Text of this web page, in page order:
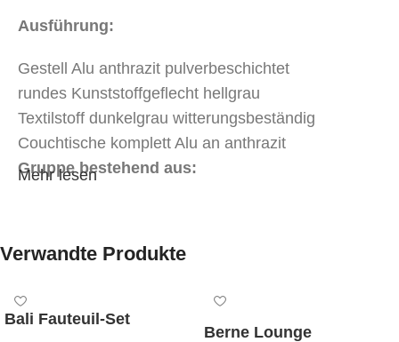
Ausführung:
Gestell Alu anthrazit pulverbeschichtet
rundes Kunststoffgeflecht hellgrau
Textilstoff dunkelgrau witterungsbeständig
Couchtische komplett Alu an anthrazit
Gruppe bestehend aus:
2* Couchtisch
Mindestbestellmenge:
Mehr lesen
Verwandte Produkte
Bali Fauteuil-Set
Berne Lounge